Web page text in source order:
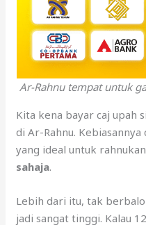
Ar-Rahnu tempat untuk
Kita kena bayar caj upah
yang ideal untuk
sahaja
Lebih dari itu, tak
jadi sangat tinggi. Kalau
12%?
Dan Ar-Rahnu bukan